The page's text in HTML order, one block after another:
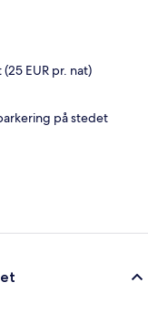
EUR pr. nat)
på stedet